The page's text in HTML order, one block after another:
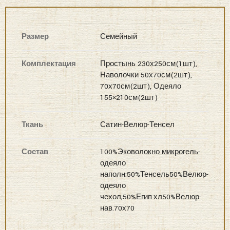
Размер Семейный
Комплектация
Простынь 230х250см(1шт),
Наволочки 50х70см(2шт),
70х70см(2шт), Одеяло
155×210см(2шт)
Ткань Сатин-Велюр-Тенсел
Состав
100%Эковолокно микрогель-
одеяло
наполн;50%Тенсель50%Велюр-
одеяло
чехол;50%Егип.хл50%Велюр-
нав.70х70